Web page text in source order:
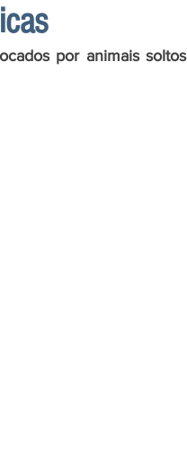
por animais soltos